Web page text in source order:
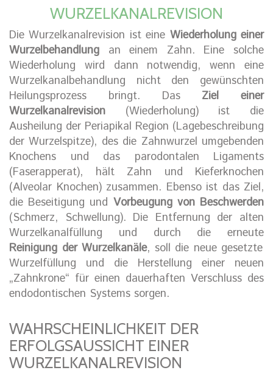
WURZELKANALREVISION
Die Wurzelkanalrevision ist eine Wiederholung einer
Wurzelbehandlung an einem Zahn. Eine solche
Wiederholung wird dann notwendig, wenn eine
Wurzelkanalbehandlung nicht den gewünschten
Heilungsprozess bringt. Das Ziel einer
Wurzelkanalrevision (Wiederholung) ist die
Ausheilung der Periapikal Region (Lagebeschreibung
der Wurzelspitze), des die Zahnwurzel umgebenden
Knochens und das parodontalen Ligaments
(Faserapperat), hält Zahn und Kieferknochen
(Alveolar Knochen) zusammen. Ebenso ist das Ziel,
die Beseitigung und Vorbeugung von Beschwerden
(Schmerz, Schwellung). Die Entfernung der alten
Wurzelkanalfüllung und durch die erneute
Reinigung der Wurzelkanäle, soll die neue gesetzte
Wurzelfüllung und die Herstellung einer neuen
„Zahnkrone“ für einen dauerhaften Verschluss des
endodontischen Systems sorgen.
WAHRSCHEINLICHKEIT DER
ERFOLGSAUSSICHT EINER
WURZELKANALREVISION